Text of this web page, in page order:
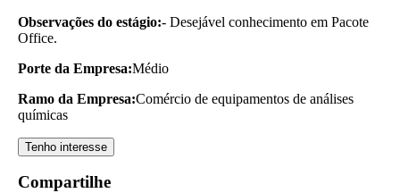
Observações do estágio:- Desejável conhecimento em Pacote
Office.
Porte da Empresa:Médio
Ramo da Empresa:Comércio de equipamentos de análises
químicas
Tenho interesse
Compartilhe